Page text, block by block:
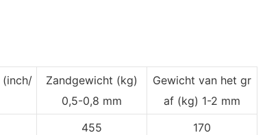
(inch/
Zandgewicht (kg)
0,5-0,8 mm
Gewicht van het gr
af (kg) 1-2 mm
455
170